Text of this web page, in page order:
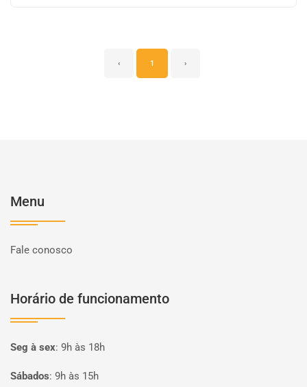
‹ 1 ›
Menu
Fale conosco
Horário de funcionamento
Seg à sex: 9h às 18h
Sábados: 9h às 15h